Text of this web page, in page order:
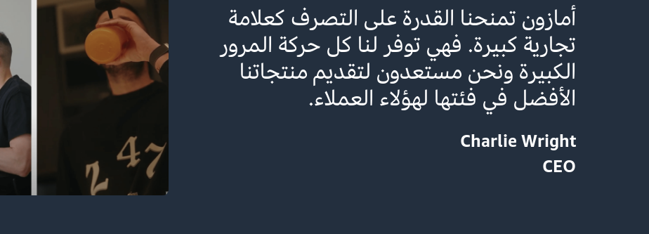
منحتنا أمازون الفرصة للوصول
نكن نتخيل أننا نستطيع الوصول
واليوم لدينا فهم أفضل لما يريده
Mohamed Essa Al Ghurair